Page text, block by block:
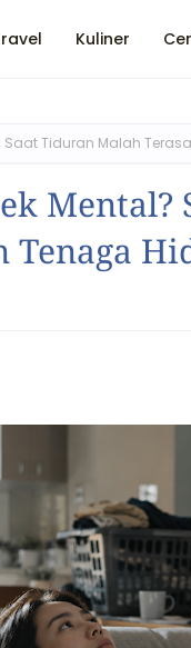
Kuliner
Saat Tiduran Malah
Tenaga